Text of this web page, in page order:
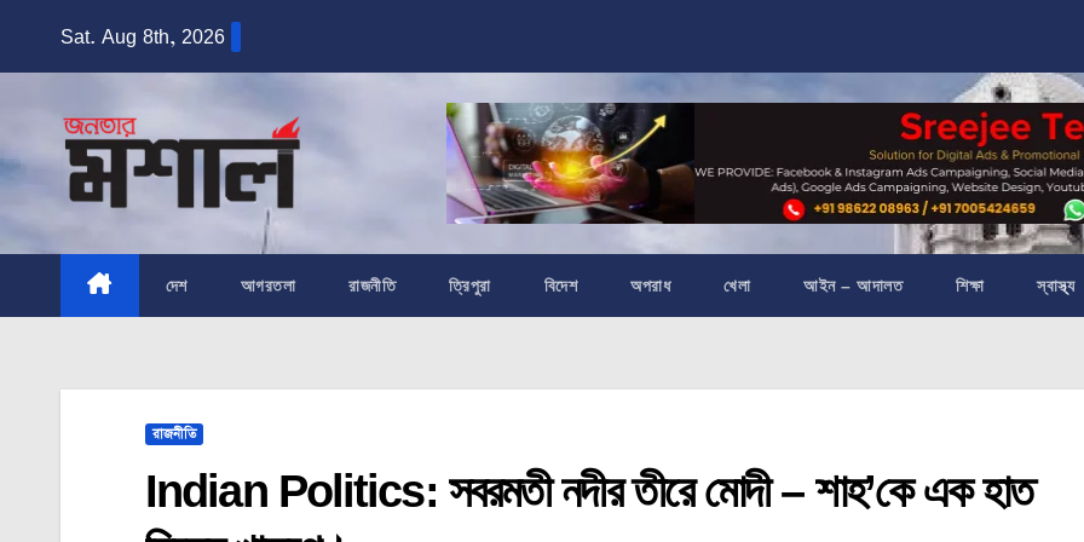
Sat. Aug 8th, 2026
দেশ আগরতলা রাজনীতি ত্রিপুরা বিদেশ অপরাধ খেলা আইন – আদালত শিক্ষা স্বাস্থ্য
রাজনীতি
Indian Politics: সবরমতী নদীর তীরে মোদী – শাহ’কে এক হাত